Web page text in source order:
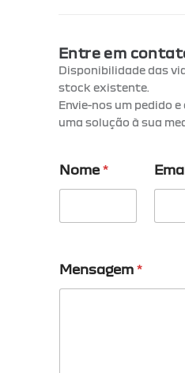
Entre em
Disponibilidade das
stock existente.
Envie-nos um pedido
uma solução à sua
Nome *
Mensagem *